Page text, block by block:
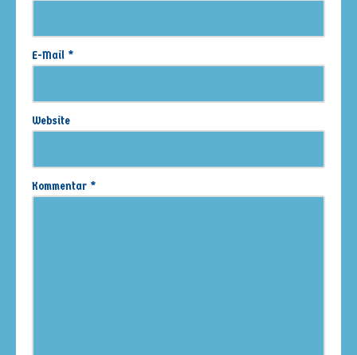
E-Mail *
Website
Kommentar *